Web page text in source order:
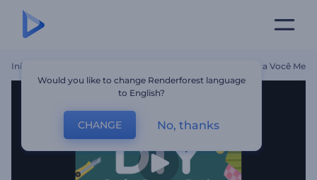
Início Pacote De Promoção De Artesanato Faça Você
Would you like to change Renderforest language
to English?
CHANGE No, thanks